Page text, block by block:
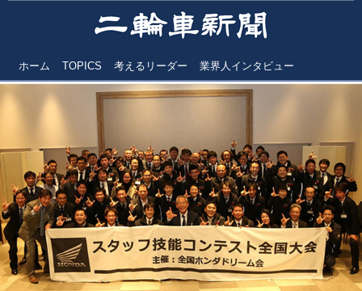
ホーム TOPICS 考えるリーダー 業界人インタビュー